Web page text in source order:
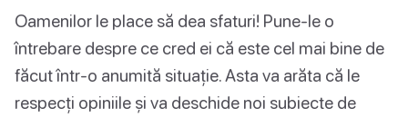
Oamenilor le place să dea sfaturi! Pune-le o
întrebare despre ce cred ei că este cel mai bine de
făcut într-o anumită situație. Asta va arăta că le
respecți opiniile și va deschide noi subiecte de